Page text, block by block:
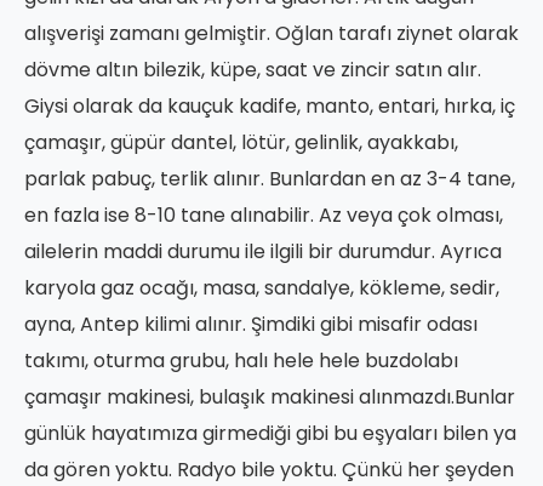
alışverişi zamanı gelmiştir. Oğlan tarafı ziynet olarak
dövme altın bilezik, küpe, saat ve zincir satın alır.
Giysi olarak da kauçuk kadife, manto, entari, hırka, iç
çamaşır, güpür dantel, lötür, gelinlik, ayakkabı,
parlak pabuç, terlik alınır. Bunlardan en az 3-4 tane,
en fazla ise 8-10 tane alınabilir. Az veya çok olması,
ailelerin maddi durumu ile ilgili bir durumdur. Ayrıca
karyola gaz ocağı, masa, sandalye, kökleme, sedir,
ayna, Antep kilimi alınır. Şimdiki gibi misafir odası
takımı, oturma grubu, halı hele hele buzdolabı
çamaşır makinesi, bulaşık makinesi alınmazdı.Bunlar
günlük hayatımıza girmediği gibi bu eşyaları bilen ya
da gören yoktu. Radyo bile yoktu. Çünkü her şeyden